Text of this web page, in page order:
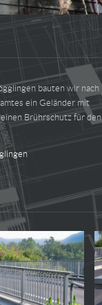
bauten wir nach
ein Geländer mit
Brührschutz für den